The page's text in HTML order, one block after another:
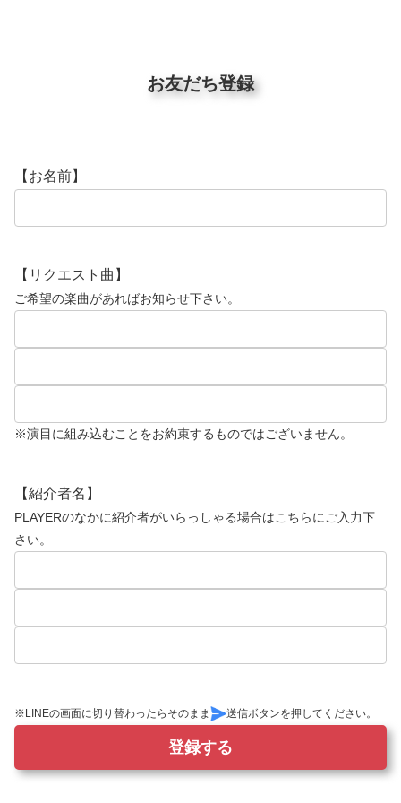
お友だち登録
【お名前】
【リクエスト曲】
ご希望の楽曲があればお知らせ下さい。
※演目に組み込むことをお約束するものではございません。
【紹介者名】
PLAYERのなかに紹介者がいらっしゃる場合はこちらにご入力下
さい。
※LINEの画面に切り替わったらそのまま 送信ボタンを押してください。